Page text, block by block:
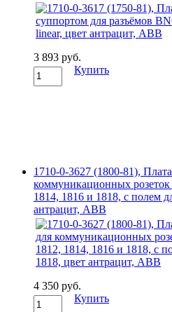
3 893 руб.
Купить
1710-0-3627 (1800-81),
коммуникационных
1814, 1816 и 1818, с полем
антрацит, ABB
4 350 руб.
Купить